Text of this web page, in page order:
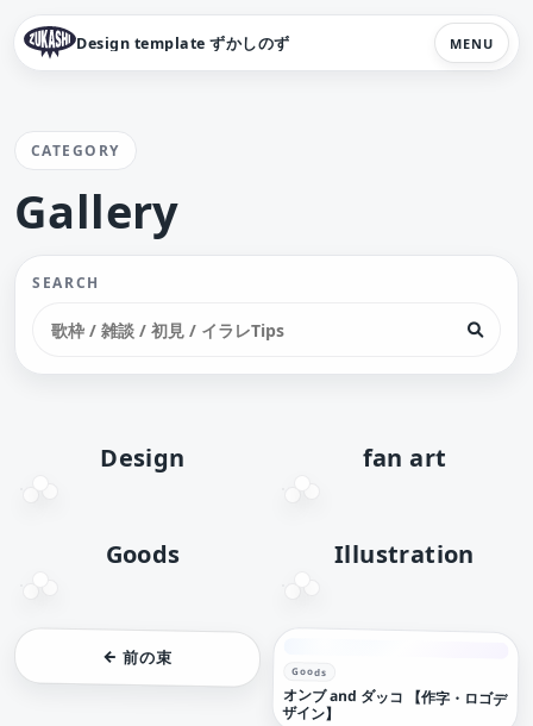
Design template ずかしのず MENU
CATEGORY
Gallery
SEARCH
Design fan art
Goods Illustration
← 前の束
Goods
オンブ and ダッコ 【作字・ロゴデ
ザイン】